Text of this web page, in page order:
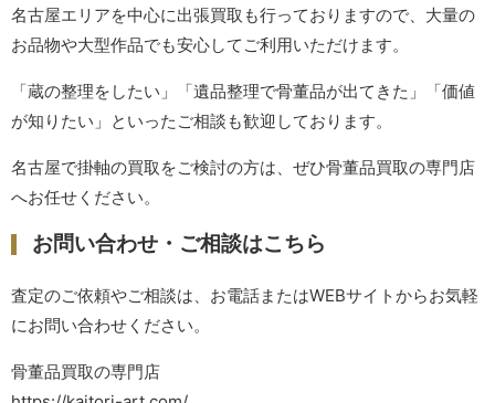
名古屋エリアを中心に出張買取も行っておりますので、大量の
お品物や大型作品でも安心してご利用いただけます。
「蔵の整理をしたい」「遺品整理で骨董品が出てきた」「価値
が知りたい」といったご相談も歓迎しております。
名古屋で掛軸の買取をご検討の方は、ぜひ骨董品買取の専門店
へお任せください。
お問い合わせ・ご相談はこちら
査定のご依頼やご相談は、お電話またはWEBサイトからお気軽
にお問い合わせください。
骨董品買取の専門店